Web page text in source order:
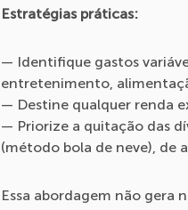
Estratégias práticas:
— Identifique gastos
entretenimento,
— Destine qualquer renda
— Priorize a quitação das
(método bola de neve), de
Essa abordagem não gera